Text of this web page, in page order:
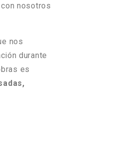
nosotros
nos
durante
es